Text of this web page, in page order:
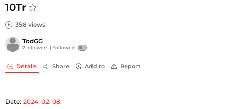
10Tr
358 views
TodGG
2 followers | Followed:
Details Share Add to Report
Date: 2024. 02. 08.